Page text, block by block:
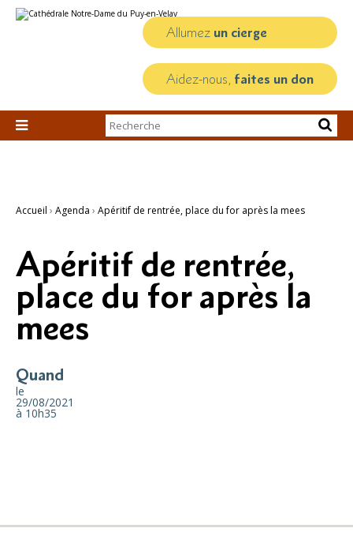
au
personnels
Allumez un cierge
Aidez-nous, faites un don

Chercher par
Recherche
Accueil › Agenda › Apéritif de rentrée, place du for après la mees
Apéritif de rentrée,
place du for après la
mees
Quand
le
29/08/2021
à 10h35